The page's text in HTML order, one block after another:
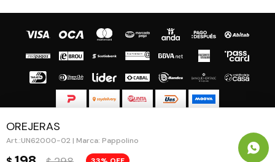
OREJERAS
UN62000-02 | Marca: Pappolino
© Copyright 2026 / Guapa - Paprika